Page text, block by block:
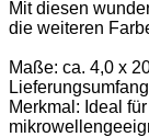
Mit diesen
die weiteren
Maße: ca. 4,0 x
Merkmal: Ideal